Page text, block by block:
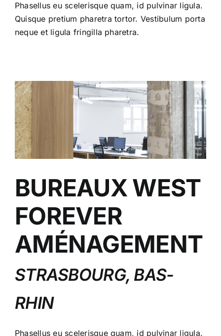
Phasellus eu scelerisque quam, id pulvinar ligula.
Quisque pretium pharetra tortor. Vestibulum porta
neque et ligula fringilla pharetra.
BUREAUX WEST
FOREVER
AMÉNAGEMENT
STRASBOURG, BAS-
RHIN
Phasellus eu scelerisque quam, id pulvinar ligula.